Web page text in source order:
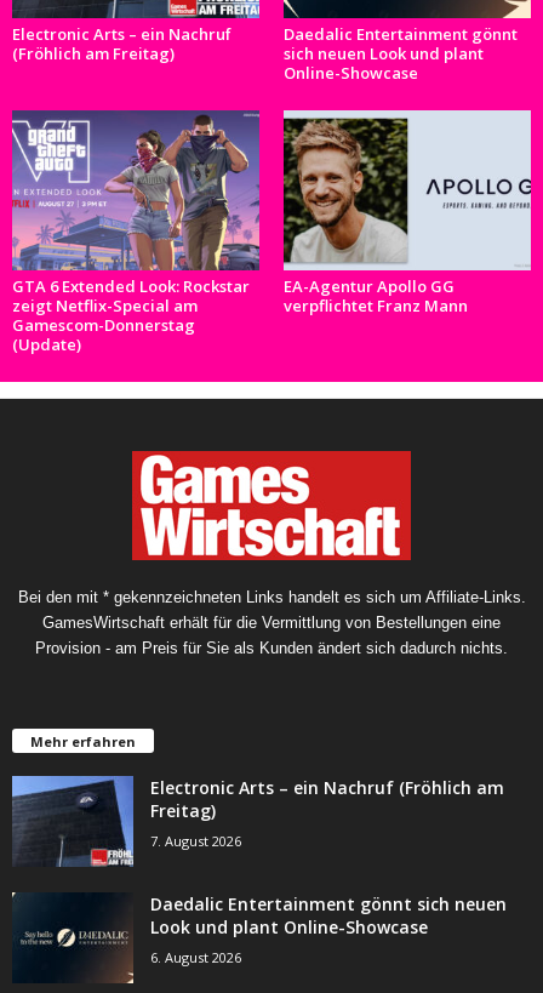
Electronic Arts – ein Nachruf
(Fröhlich am Freitag)
Daedalic Entertainment gönnt
sich neuen Look und plant
Online-Showcase
GTA 6 Extended Look: Rockstar
zeigt Netflix-Special am
Gamescom-Donnerstag
(Update)
EA-Agentur Apollo GG
verpflichtet Franz Mann
Bei den mit * gekennzeichneten Links handelt es sich um Affiliate-Links.
GamesWirtschaft erhält für die Vermittlung von Bestellungen eine
Provision - am Preis für Sie als Kunden ändert sich dadurch nichts.
Mehr erfahren
Electronic Arts – ein Nachruf (Fröhlich am
Freitag)
7. August 2026
Daedalic Entertainment gönnt sich neuen
Look und plant Online-Showcase
6. August 2026